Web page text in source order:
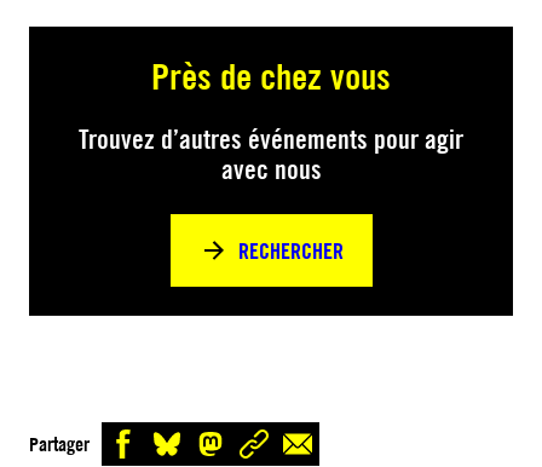
Près de chez vous
Trouvez d’autres événements pour agir
avec nous
RECHERCHER
Partager